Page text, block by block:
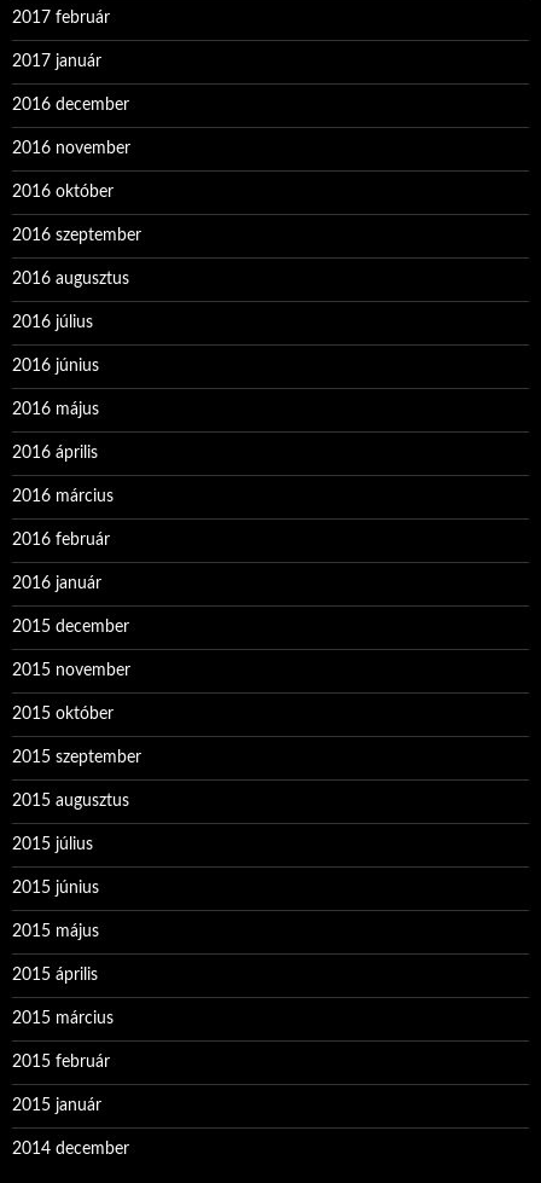
2017 február
2017 január
2016 december
2016 november
2016 október
2016 szeptember
2016 augusztus
2016 július
2016 június
2016 május
2016 április
2016 március
2016 február
2016 január
2015 december
2015 november
2015 október
2015 szeptember
2015 augusztus
2015 július
2015 június
2015 május
2015 április
2015 március
2015 február
2015 január
2014 december